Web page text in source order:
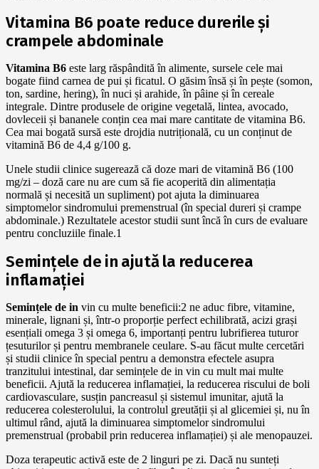
Vitamina B6 poate reduce durerile și
crampele abdominale
Vitamina B6 este larg răspândită în alimente, sursele cele mai
bogate fiind carnea de pui și ficatul. O găsim însă și în pește (somon,
ton, sardine, hering), în nuci și arahide, în pâine și în cereale
integrale. Dintre produsele de origine vegetală, lintea, avocado,
dovleceii și bananele conțin cea mai mare cantitate de vitamina B6.
Cea mai bogată sursă este drojdia nutrițională, cu un conținut de
vitamină B6 de 4,4 g/100 g.
Unele studii clinice sugerează că doze mari de vitamină B6 (100
mg/zi – doză care nu are cum să fie acoperită din alimentația
normală și necesită un supliment) pot ajuta la diminuarea
simptomelor sindromului premenstrual (în special dureri și crampe
abdominale.) Rezultatele acestor studii sunt încă în curs de evaluare
pentru concluziile finale.1
Semințele de in ajută la reducerea
inflamației
Semințele de in vin cu multe beneficii:2 ne aduc fibre, vitamine,
minerale, lignani și, într-o proporție perfect echilibrată, acizi grași
esențiali omega 3 și omega 6, importanți pentru lubrifierea tuturor
țesuturilor și pentru membranele ceulare. S-au făcut multe cercetări
și studii clinice în special pentru a demonstra efectele asupra
tranzitului intestinal, dar semințele de in vin cu mult mai multe
beneficii. Ajută la reducerea inflamației, la reducerea riscului de boli
cardiovasculare, susțin pancreasul și sistemul imunitar, ajută la
reducerea colesterolului, la controlul greutății și al glicemiei și, nu în
ultimul rând, ajută la diminuarea simptomelor sindromului
premenstrual (probabil prin reducerea inflamației) și ale menopauzei.
Doza terapeutic activă este de 2 linguri pe zi. Dacă nu sunteți